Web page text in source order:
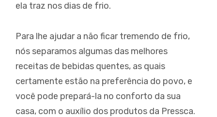
ela traz nos dias de frio.
Para lhe ajudar a não ficar tremendo de frio,
nós separamos algumas das melhores
receitas de bebidas quentes, as quais
certamente estão na preferência do povo, e
você pode prepará-la no conforto da sua
casa, com o auxílio dos produtos da Pressca.